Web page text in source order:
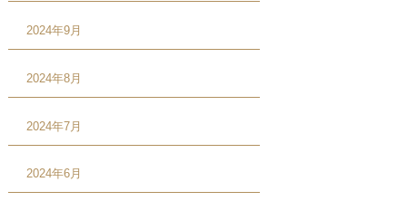
2024年9月
2024年8月
2024年7月
2024年6月